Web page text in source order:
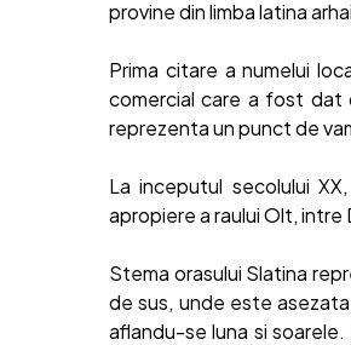
provine din limba latina
Prima citare a numelui
comercial care a fost dat
reprezenta un punct de
La inceputul secolului
apropiere a raului Olt, intre
Stema orasului Slatina
de sus, unde este
aflandu-se luna si